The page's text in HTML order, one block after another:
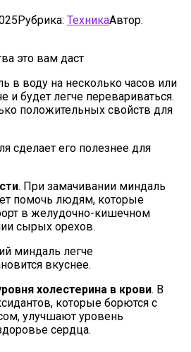
Рубрика: ТехникаАвтор:
это вам даст
в воду на несколько часов или
и будет легче перевариваться.
положительных свойств для
. При замачивании миндаль
помочь людям, которые
в желудочно-кишечном
сырых орехов.
миндаль легче
вкуснее.
холестерина в крови. В
которые борются с
улучшают уровень
сердца.